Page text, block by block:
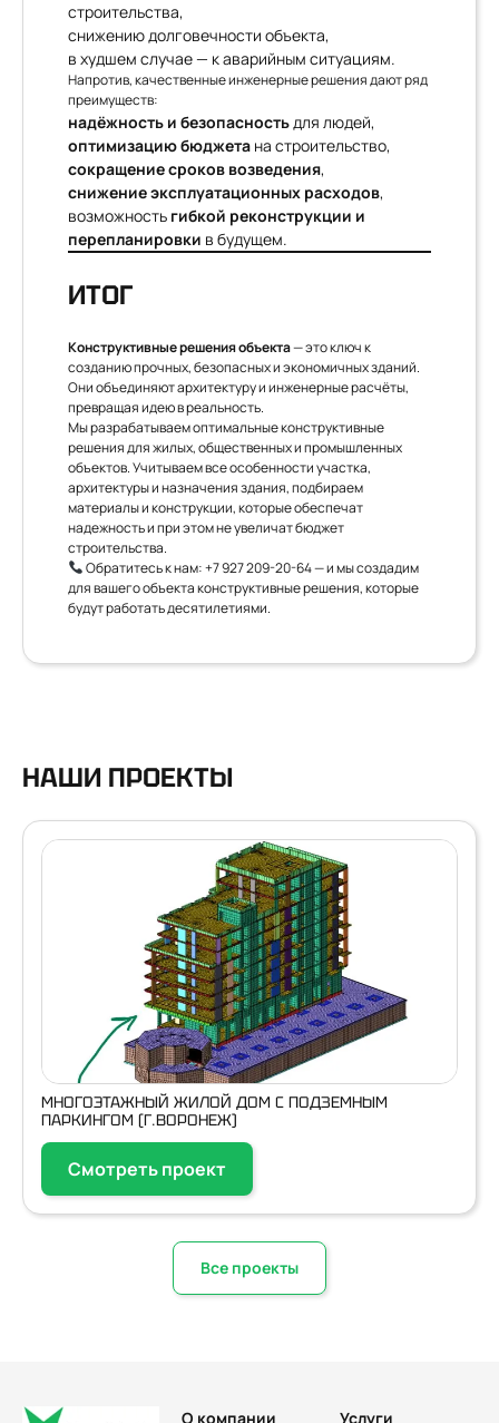
строительства,
снижению долговечности объекта,
в худшем случае — к аварийным ситуациям.
Напротив, качественные инженерные решения дают ряд
преимуществ:
надёжность и безопасностьдля людей,
оптимизацию бюджета на строительство,
сокращение сроков возведения,
снижение эксплуатационных расходов,
возможность гибкой реконструкции и
перепланировки в будущем.
ИТОГ
Конструктивные решения объекта— это ключ к
созданию прочных, безопасных и экономичных зданий.
Они объединяют архитектуру и инженерные расчёты,
превращая идею в реальность.
Мы разрабатываем оптимальные конструктивные
решения для жилых, общественных и промышленных
объектов. Учитываем все особенности участка,
архитектуры и назначения здания, подбираем
материалы и конструкции, которые обеспечат
надежность и при этом не увеличат бюджет
строительства.
Обратитесь к нам:+7 927 209-20-64— и мы создадим
для вашего объекта конструктивные решения, которые
будут работать десятилетиями.
НАШИ ПРОЕКТЫ
МНОГОЭТАЖНЫЙ ЖИЛОЙ ДОМ С ПОДЗЕМНЫМ
ПАРКИНГОМ (Г.ВОРОНЕЖ)
Смотреть проект
Все проекты
О компании Услуги